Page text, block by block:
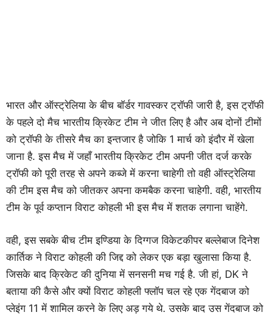
भारत और ऑस्ट्रेलिया के बीच बॉर्डर गावस्कर ट्रॉफी जारी है, इस ट्रॉफी
के पहले दो मैच भारतीय क्रिकेट टीम ने जीत लिए है और अब दोनों टीमों
को ट्रॉफी के तीसरे मैच का इन्तजार है जोकि 1 मार्च को इंदौर में खेला
जाना है. इस मैच में जहाँ भारतीय क्रिकेट टीम अपनी जीत दर्ज करके
ट्रॉफी को पूरी तरह से अपने कब्जे में करना चाहेगी तो वही ऑस्ट्रेलिया
की टीम इस मैच को जीतकर अपना कमबैक करना चाहेगी. वही, भारतीय
टीम के पूर्व कप्तान विराट कोहली भी इस मैच में शतक लगाना चाहेंगे.
वही, इस सबके बीच टीम इण्डिया के दिग्गज विकेटकीपर बल्लेबाज दिनेश
कार्तिक ने विराट कोहली की जिद्द को लेकर एक बड़ा खुलासा किया है.
जिसके बाद क्रिकेट की दुनिया में सनसनी मच गई है. जी हां, DK ने
बताया की कैसे और क्यों विराट कोहली फ्लॉप चल रहे एक गेंदबाज को
प्लेइंग 11 में शामिल करने के लिए अड़ गये थे. उसके बाद उस गेंदबाज को